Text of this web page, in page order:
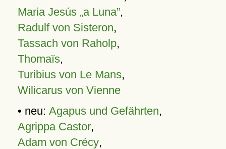
Maria Jesús „a Luna”,
Radulf von Sisteron,
Tassach von Raholp,
Thomaïs,
Turibius von Le Mans,
Wilicarus von Vienne
• neu: Agapus und Gefährten,
Agrippa Castor,
Adam von Crécy,